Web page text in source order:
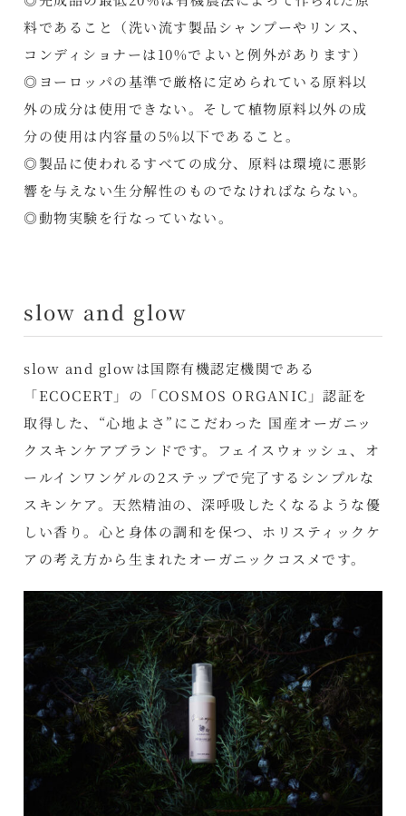
料であること（洗い流す製品シャンプーやリンス、
コンディショナーは10%でよいと例外があります）
◎ヨーロッパの基準で厳格に定められている原料以
外の成分は使用できない。そして植物原料以外の成
分の使用は内容量の5%以下であること。
◎製品に使われるすべての成分、原料は環境に悪影
響を与えない生分解性のものでなければならない。
◎動物実験を行なっていない。
slow and glow
slow and glowは国際有機認定機関である
「ECOCERT」の「COSMOS ORGANIC」認証を
取得した、“心地よさ”にこだわった 国産オーガニッ
クスキンケアブランドです。フェイスウォッシュ、オ
ールインワンゲルの2ステップで完了するシンプルな
スキンケア。天然精油の、深呼吸したくなるような優
しい香り。心と身体の調和を保つ、ホリスティックケ
アの考え方から生まれたオーガニックコスメです。